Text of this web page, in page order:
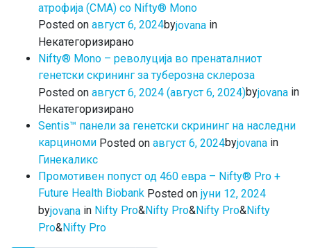
атрофија (СМА) со Nifty® Mono
Posted on август 6, 2024byjovana in
Некатегоризирано
Nifty® Mono – револуција во пренаталниот
генетски скрининг за туберозна склероза
Posted on август 6, 2024 (август 6, 2024)byjovana in
Некатегоризирано
Sentis™ панели за генетски скрининг на наследни
карциноми Posted on август 6, 2024byjovana in
Гинекаликс
Промотивен попуст од 460 евра – Nifty® Pro +
Future Health Biobank Posted on јуни 12, 2024
byjovana in Nifty Pro&Nifty Pro&Nifty Pro&Nifty
Pro&Nifty Pro